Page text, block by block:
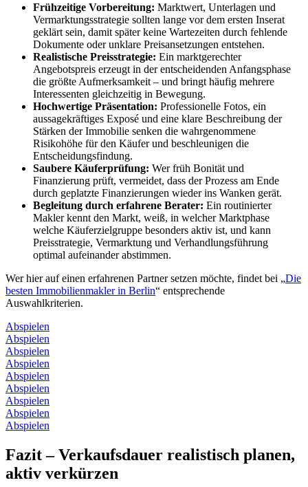
Frühzeitige Vorbereitung: Marktwert, Unterlagen und
Vermarktungsstrategie sollten lange vor dem ersten Inserat
geklärt sein, damit später keine Wartezeiten durch fehlende
Dokumente oder unklare Preisansetzungen entstehen.
Realistische Preisstrategie: Ein marktgerechter
Angebotspreis erzeugt in der entscheidenden Anfangsphase
die größte Aufmerksamkeit – und bringt häufig mehrere
Interessenten gleichzeitig in Bewegung.
Hochwertige Präsentation: Professionelle Fotos, ein
aussagekräftiges Exposé und eine klare Beschreibung der
Stärken der Immobilie senken die wahrgenommene
Risikohöhe für den Käufer und beschleunigen die
Entscheidungsfindung.
Saubere Käuferprüfung: Wer früh Bonität und
Finanzierung prüft, vermeidet, dass der Prozess am Ende
durch geplatzte Finanzierungen wieder ins Wanken gerät.
Begleitung durch erfahrene Berater: Ein routinierter
Makler kennt den Markt, weiß, in welcher Marktphase
welche Käuferzielgruppe besonders aktiv ist, und kann
Preisstrategie, Vermarktung und Verhandlungsführung
optimal aufeinander abstimmen.
Wer hier auf einen erfahrenen Partner setzen möchte, findet bei „Die
besten Immobilienmakler in Berlin“ entsprechende
Auswahlkriterien.
Abspielen
Abspielen
Abspielen
Abspielen
Abspielen
Abspielen
Abspielen
Abspielen
Abspielen
Fazit – Verkaufsdauer realistisch planen,
aktiv verkürzen